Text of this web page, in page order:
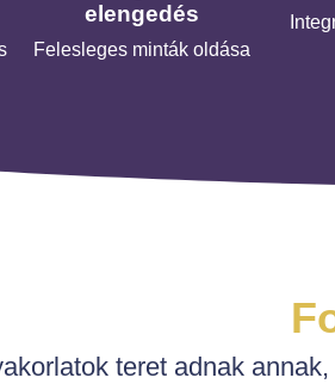
elengedés
Felesleges minták oldása
teret adnak